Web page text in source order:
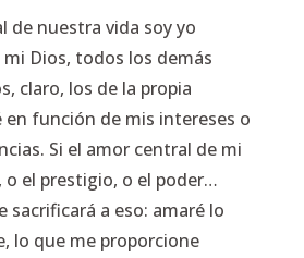
de nuestra vida soy yo
Dios, todos los demás
claro, los de la propia
en función de mis intereses o
Si el amor central de mi
o el prestigio, o el poder…
sacrificará a eso: amaré lo
lo que me proporcione